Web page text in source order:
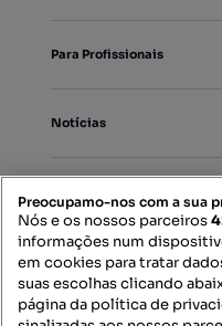
Para Profissionais
Notícias
Mapa do Site
Preocupamo-nos com a sua
Nós e os nossos parceiros
informações num
em cookies para tratar
suas escolhas clicando
página da política de